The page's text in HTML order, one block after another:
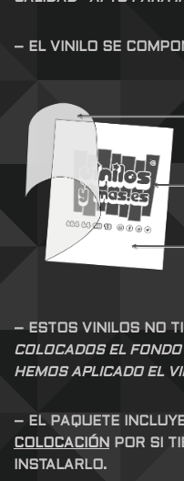
– EL VINILO SE
– ESTOS VINILOS NO
COLOCADOS EL
HEMOS APLICADO EL
– EL PAQUETE
COLOCACIÓN
POR SI
INSTALARLO.